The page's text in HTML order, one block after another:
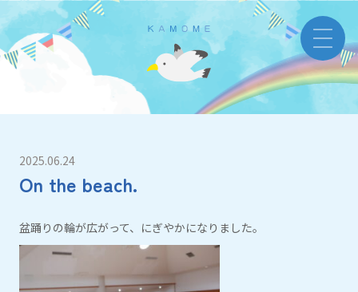
2025.06.24
On the beach.
盆踊りの輪が広がって、にぎやかになりました。